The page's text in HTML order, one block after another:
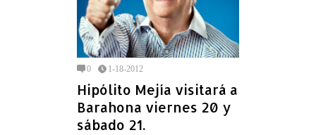
0 1-18-2012
Hipólito Mejía visitará a
Barahona viernes 20 y
sábado 21.